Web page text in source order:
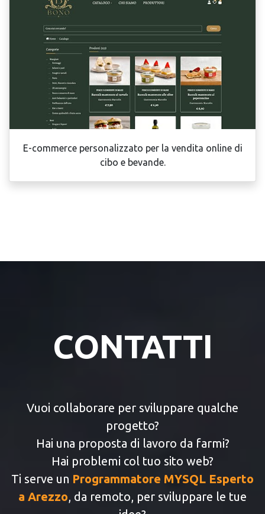
E-commerce personalizzato per la vendita online di
cibo e bevande.
CONTATTI
Vuoi collaborare per sviluppare qualche
progetto?
Hai una proposta di lavoro da farmi?
Hai problemi col tuo sito web?
Ti serve un Programmatore MYSQL Esperto
a Arezzo , da remoto, per sviluppare le tue